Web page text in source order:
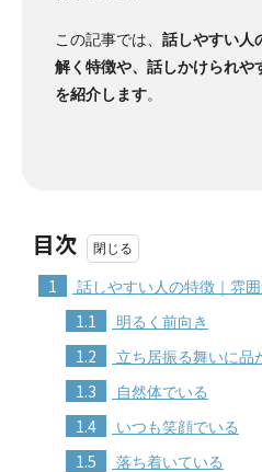
この記事では、 話しやすい人
解く特徴や、話しかけられや
を紹介します。
目次
1 話しやすい人の特徴｜雰
1.1 明るく前向き
1.2 立ち居振る舞いに品
1.3 自然体でいる
1.4 いつも笑顔でいる
1.5 落ち着いている